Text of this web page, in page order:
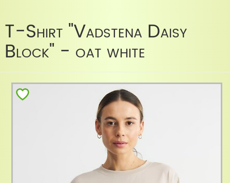
T-Shirt "Vadstena Daisy
Block" - oat white